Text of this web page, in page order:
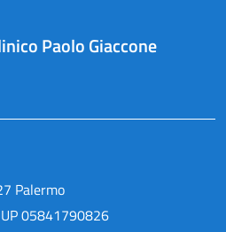
Paolo Giaccone
Palermo
05841790826